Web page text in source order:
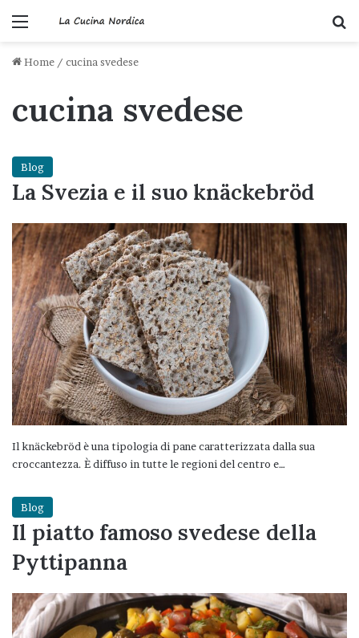
Menu
Home / cucina svedese
cucina svedese
Blog
La Svezia e il suo knäckebröd
Il knäckebröd è una tipologia di pane caratterizzata dalla sua
croccantezza. È diffuso in tutte le regioni del centro e…
Blog
Il piatto famoso svedese della
Pyttipanna